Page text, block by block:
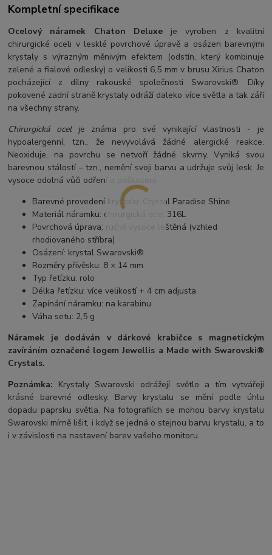
Kompletní specifikace
Ocelový náramek Chaton Deluxeje vyroben z kvalitní
chirurgické oceli v lesklé povrchové úpravě a osázen barevnými
krystaly s výrazným měnivým efektem (odstín, který kombinuje
zelené a fialové odlesky) o velikosti 6,5 mm v brusu Xirius Chaton
pocházející z dílny rakouské společnosti Swarovski®. Díky
pokovené zadní straně krystaly odráží daleko více světla a tak září
na všechny strany.
Chirurgická ocelje známa pro své vynikající vlastnosti - je
hypoalergenní, tzn., že nevyvolává žádné alergické reakce.
Neoxiduje, na povrchu se netvoří žádné skvrny. Vyniká svou
barevnou stálostí – tzn., nemění svoji barvu a udržuje svůj lesk. Je
vysoce odolná vůči odření a poškození.
Barevné provedení krystalu: Crystal Paradise Shine
Materiál náramku: chirurgická ocel 316L
Povrchová úprava: ručně vysoce leštěná (vzhled
rhodiovaného stříbra)
Osázení: krystal Swarovski®
Rozměry přívěsku: 8 × 14 mm
Typ řetízku: rolo
Délka řetízku: více velikostí + 4 cm adjusta
Zapínání náramku: na karabinu
Váha setu: 2,5 g
Náramek je dodáván v dárkové krabičce s magnetickým
zavíráním označené logem Jewellis a Made with Swarovski®
Crystals.
Poznámka: Krystaly Swarovski odrážejí světlo a tím vytvářejí
krásné barevné odlesky. Barvy krystalu se mění podle úhlu
dopadu paprsku světla. Na fotografiích se mohou barvy krystalu
Swarovski mírně lišit, i když se jedná o stejnou barvu krystalu, a to
i v závislosti na nastavení barev vašeho monitoru.